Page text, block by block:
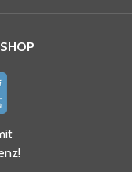
gelesen